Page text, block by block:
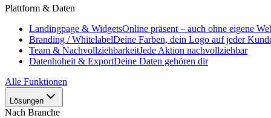
Plattform & Daten
Landingpage & WidgetsOnline präsent – auch ohne eigene
Branding / WhitelabelDeine Farben, dein Logo auf jeder
Team & NachvollziehbarkeitJede Aktion nachvollziehbar
Datenhoheit & ExportDeine Daten gehören dir
Alle Funktionen
Lösungen
Nach Branche